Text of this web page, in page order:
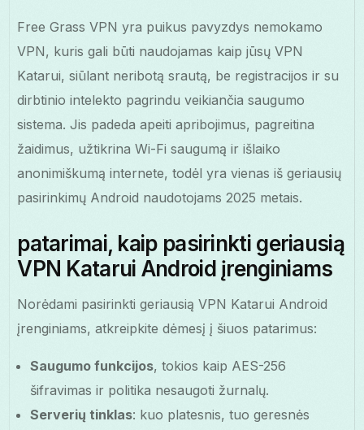
Free Grass VPN yra puikus pavyzdys nemokamo
VPN, kuris gali būti naudojamas kaip jūsų VPN
Katarui, siūlant neribotą srautą, be registracijos ir su
dirbtinio intelekto pagrindu veikiančia saugumo
sistema. Jis padeda apeiti apribojimus, pagreitina
žaidimus, užtikrina Wi-Fi saugumą ir išlaiko
anonimiškumą internete, todėl yra vienas iš geriausių
pasirinkimų Android naudotojams 2025 metais.
patarimai, kaip pasirinkti geriausią
VPN Katarui Android įrenginiams
Norėdami pasirinkti geriausią VPN Katarui Android
įrenginiams, atkreipkite dėmesį į šiuos patarimus:
Saugumo funkcijos, tokios kaip AES-256
šifravimas ir politika nesaugoti žurnalų.
Serverių tinklas: kuo platesnis, tuo geresnės